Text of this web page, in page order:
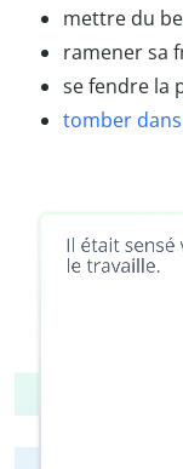
mettre du
ramener sa
se fendre la
tomber